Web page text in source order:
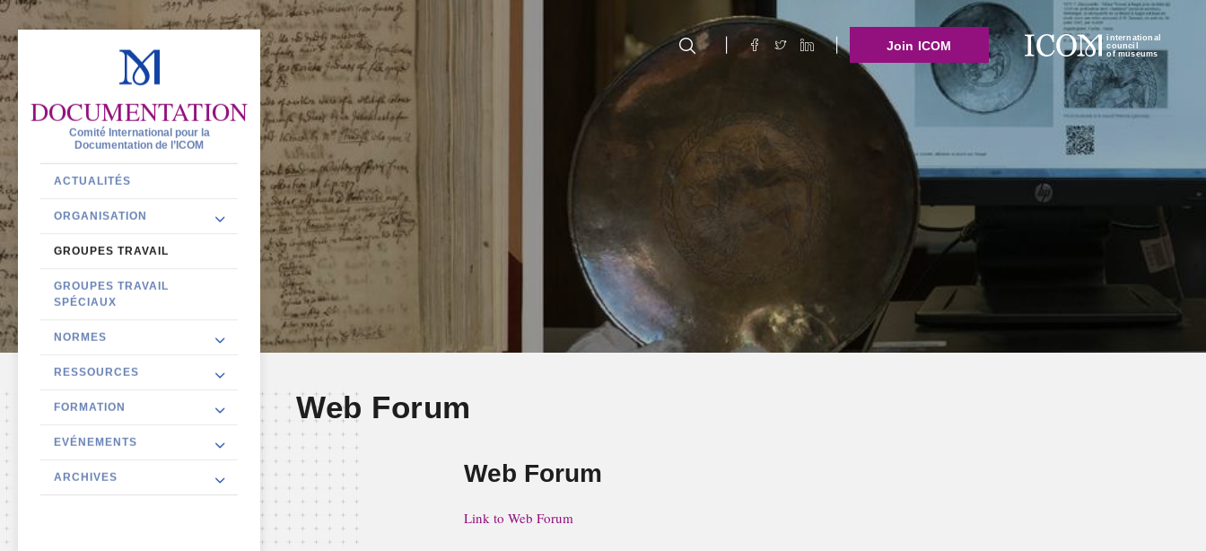
Join ICOM
international
council
of museums
DOCUMENTATION
Comité International pour la
Documentation de l’ICOM
ACTUALITÉS
ORGANISATION
GROUPES TRAVAIL
GROUPES TRAVAIL
SPÉCIAUX
NORMES
RESSOURCES
FORMATION
EVÉNEMENTS
ARCHIVES
Web Forum
Web Forum
Link to Web Forum